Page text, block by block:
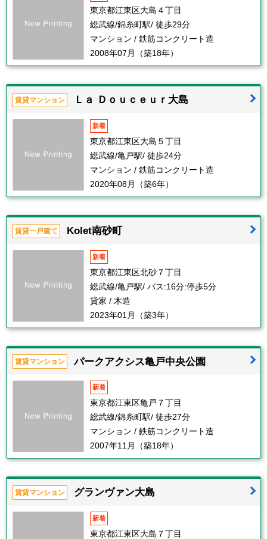
東京都江東区大島４丁目
総武線/錦糸町駅/ 徒歩29分
マンション / 鉄筋コンクリート造
2008年07月（築18年）
賃貸マンション Ｌａ Ｄｏｕｃｅｕｒ大島
新着
東京都江東区大島５丁目
総武線/亀戸駅/ 徒歩24分
マンション / 鉄筋コンクリート造
2020年08月（築6年）
賃貸一戸建て Kolet南砂町
新着
東京都江東区北砂７丁目
総武線/亀戸駅/ バス:16分:停歩5分
貸家 / 木造
2023年01月（築3年）
賃貸マンション パークアクシス亀戸中央公園
新着
東京都江東区亀戸７丁目
総武線/錦糸町駅/ 徒歩27分
マンション / 鉄筋コンクリート造
2007年11月（築18年）
賃貸マンション グランヴァン大島
新着
東京都江東区大島７丁目